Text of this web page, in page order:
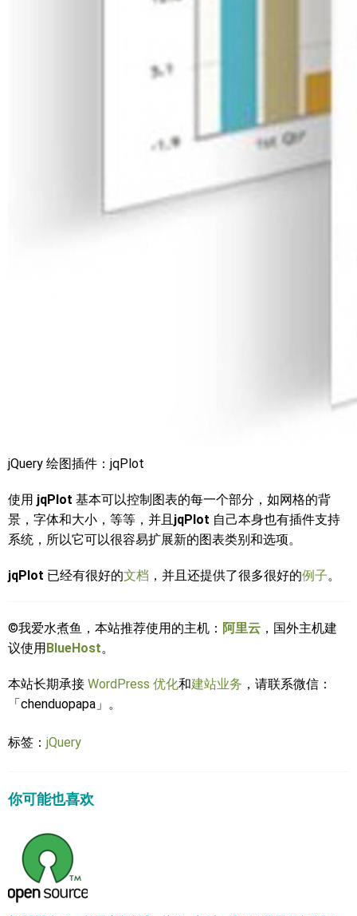
jQuery 绘图插件：jqPlot
使用 jqPlot 基本可以控制图表的每一个部分，如网格的背
景，字体和大小，等等，并且 jqPlot 自己本身也有插件支持
系统，所以它可以很容易扩展新的图表类别和选项。
jqPlot 已经有很好的文档 ，并且还提供了很多很好的例子。
©我爱水煮鱼，本站推荐使用的主机： 阿里云 ，国外主机建
议使用BlueHost。
本站长期承接 WordPress 优化和建站业务 ，请联系微信：
「chenduopapa」。
标签： jQuery
你可能也喜欢